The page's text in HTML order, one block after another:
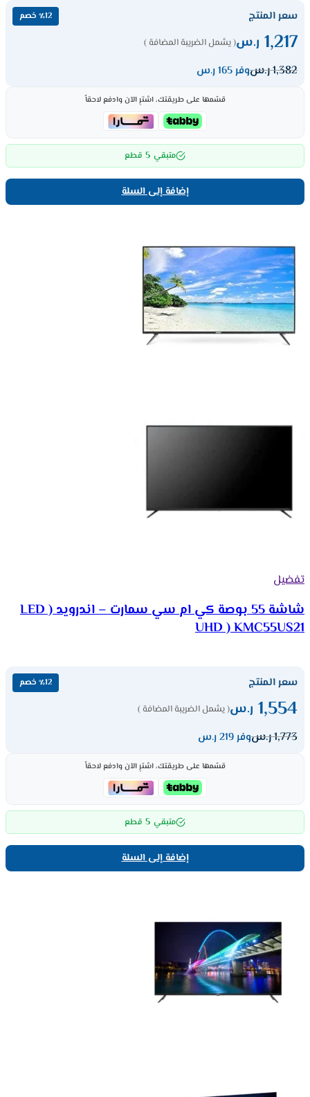
سعر المنتج ٪12 خصم
1,217 ر.س( يشمل الضريبة المضافة )
1,382ر.سوفر 165 ر.س
قسّمها على طريقتك، اشترِ الآن وادفع لاحقاً
متبقي 5 قطع
إضافة إلى السلة
تفضيل
شاشة 55 بوصة كي ام سي سمارت – اندرويد ( LED
UHD ) KMC55US21
سعر المنتج ٪12 خصم
1,554 ر.س( يشمل الضريبة المضافة )
1,773ر.سوفر 219 ر.س
قسّمها على طريقتك، اشترِ الآن وادفع لاحقاً
متبقي 5 قطع
إضافة إلى السلة